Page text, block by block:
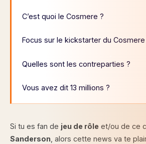
C’est quoi le Cosmere ?
Focus sur le kickstarter du Cosmere
Quelles sont les contreparties ?
Vous avez dit 13 millions ?
Si tu es fan de jeu de rôle et/ou de ce
Sanderson , alors cette news va te